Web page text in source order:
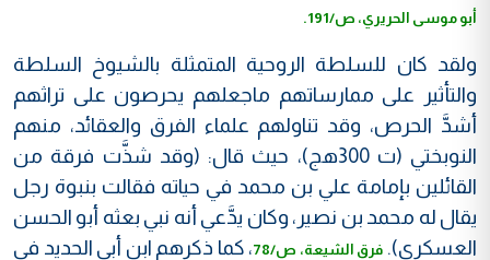
أبو موسى الحريري، ص/191.
ولقد كان للسلطة الروحية المتمثلة بالشيوخ السلطة
والتأثير على ممارساتهم ماجعلهم يحرصون على تراثهم
أشدَّ الحرص، وقد تناولهم علماء الفرق والعقائد، منهم
النوبختي (ت 300هج)، حيث قال: (وقد شذَّت فرقة من
القائلين بإمامة علي بن محمد في حياته فقالت بنبوة رجل
يقال له محمد بن نصير، وكان يدَّعي أنه نبي بعثه أبو الحسن
العسكري). فرق الشيعة، ص/78
، كما ذكرهم ابن أبي الحديد في